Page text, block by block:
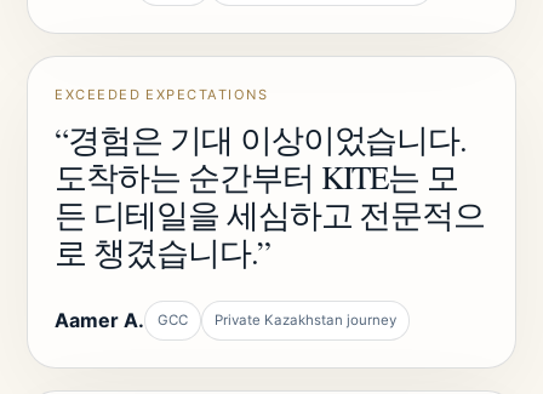
EXCEEDED EXPECTATIONS
“경험은 기대 이상이었습니다.
도착하는 순간부터 KITE는 모
든 디테일을 세심하고 전문적으
로 챙겼습니다.”
Aamer A. GCC Private Kazakhstan journey